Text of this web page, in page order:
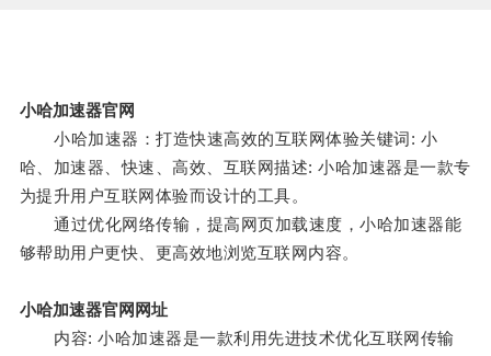
小哈加速器官网
小哈加速器：打造快速高效的互联网体验关键词: 小
哈、加速器、快速、高效、互联网描述: 小哈加速器是一款专
为提升用户互联网体验而设计的工具。
通过优化网络传输，提高网页加载速度，小哈加速器能
够帮助用户更快、更高效地浏览互联网内容。
小哈加速器官网网址
内容: 小哈加速器是一款利用先进技术优化互联网传输